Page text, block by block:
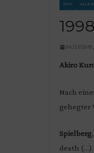
1990 ALLE
06/23/2015
Akiro
Nach
gehegter
Spielberg
death (…)